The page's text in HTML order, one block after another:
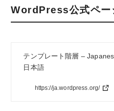
WordPress公式ペー
テンプレート階層 –
日本語
https://ja.wordpress.org/